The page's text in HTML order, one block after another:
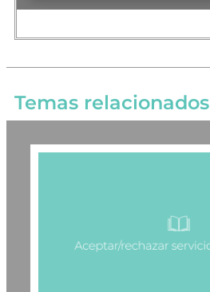
Temas relacionados